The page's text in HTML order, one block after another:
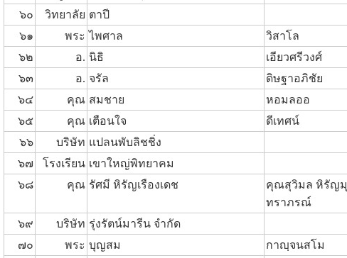
๖๐
วิทยาลัย ตาปี
๖๑
พระ ไพศาล วิสาโล
๖๒
อ. นิธิ เอียวศรีวงศ์
๖๓
อ. จรัล ดิษฐาอภิชัย
๖๔
คุณ สมชาย หอมลออ
๖๕
คุณ เตือนใจ ดีเทศน์
๖๖
บริษัท แปลนพับลิชชิ่ง
๖๗
โรงเรียน เขาใหญ่พิทยาคม
๖๘
คุณ รัศมี หิรัญเรืองเดช
คุณสุวิมล หิรัญมุ
ทราภรณ์
๖๙ บริษัท รุ่งรัตน์มารีน จำกัด
๗๐
พระ บุญสม กาญฺจนสโม